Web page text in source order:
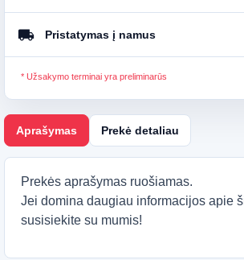
local_shipping Pristatymas į namus
* Užsakymo terminai yra preliminarūs
Aprašymas Prekė detaliau
Prekės aprašymas ruošiamas.
Jei domina daugiau informacijos apie
susisiekite su mumis!